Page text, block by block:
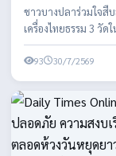
ชาวบางปลาร่วมใจสื
เครื่องไทยธรรม 3 วั
93 30/7/2569